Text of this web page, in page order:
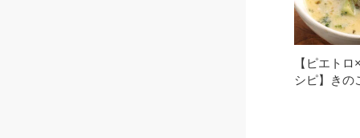
【ピエト
シピ】きの